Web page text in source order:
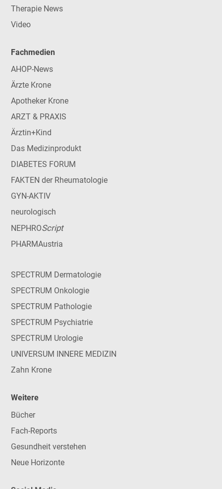
Therapie News
Video
Fachmedien
AHOP-News
Ärzte Krone
Apotheker Krone
ARZT & PRAXIS
Ärztin+Kind
Das Medizinprodukt
DIABETES FORUM
FAKTEN der Rheumatologie
GYN-AKTIV
neurologisch
NEPHROScript
PHARMAustria
SPECTRUM Dermatologie
SPECTRUM Onkologie
SPECTRUM Pathologie
SPECTRUM Psychiatrie
SPECTRUM Urologie
UNIVERSUM INNERE MEDIZIN
Zahn Krone
Weitere
Bücher
Fach-Reports
Gesundheit verstehen
Neue Horizonte